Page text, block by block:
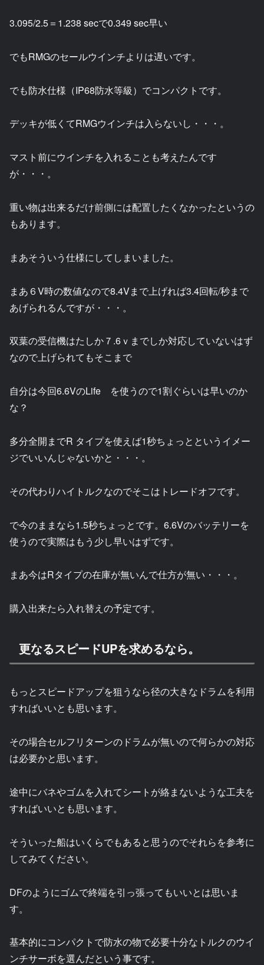
3.095/2.5＝1.238 secで0.349 sec早い
でもRMGのセールウインチよりは遅いです。
でも防水仕様（IP68防水等級）でコンパクトです。
デッキが低くてRMGウインチは入らないし・・・。
マスト前にウインチを入れることも考えたんです
が・・・。
重い物は出来るだけ前側には配置したくなかったというの
もあります。
まあそういう仕様にしてしまいました。
まあ６V時の数値なので8.4Vまで上げれば3.4回転/秒まで
あげられるんですが・・・。
双葉の受信機はたしか７.6ｖまでしか対応していないはず
なので上げられてもそこまで
自分は今回6.6VのLife を使うので1割ぐらいは早いのか
な？
多分全開までR タイプを使えば1秒ちょっとというイメー
ジでいいんじゃないかと・・・。
その代わりハイトルクなのでそこはトレードオフです。
で今のままなら1.5秒ちょっとです。6.6Vのバッテリーを
使うので実際はもう少し早いはずです。
まあ今はRタイプの在庫が無いんで仕方が無い・・・。
購入出来たら入れ替えの予定です。
更なるスピードUPを求めるなら。
もっとスピードアップを狙うなら径の大きなドラムを利用
すればいいとも思います。
その場合セルフリターンのドラムが無いので何らかの対応
は必要かと思います。
途中にバネやゴムを入れてシートが絡まないような工夫を
すればいいとも思います。
そういった船はいくらでもあると思うのでそれらを参考に
してみてください。
DFのようにゴムで終端を引っ張ってもいいとは思いま
す。
基本的にコンパクトで防水の物で必要十分なトルクのウイ
ンチサーボを選んだという事です。